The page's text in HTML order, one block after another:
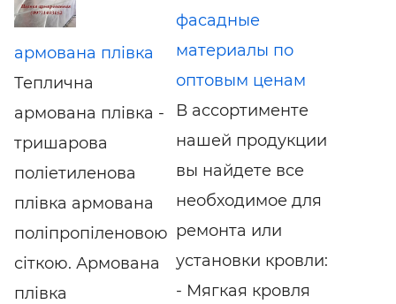
армована плівка
Теплична
армована плівка -
тришарова
поліетиленова
плівка армована
поліпропіленовою
сіткою. Армована
плівка
фасадные
материалы по
оптовым ценам
В ассортименте
нашей продукции
вы найдете все
необходимое для
ремонта или
установки кровли:
- Мягкая кровля